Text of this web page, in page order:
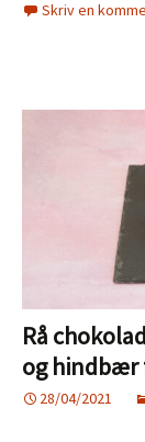
Skriv en
Rå
og hindbær
28/04/2021